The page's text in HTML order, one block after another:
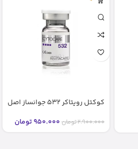
کوکتل رویتاکر 532 جوانساز اصل
2.900.000تومان 950.000تومان